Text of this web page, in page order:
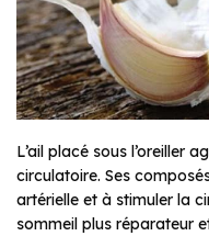
L’ail placé sous l’oreiller
circulatoire. Ses
artérielle et à stimuler la
sommeil plus réparateur